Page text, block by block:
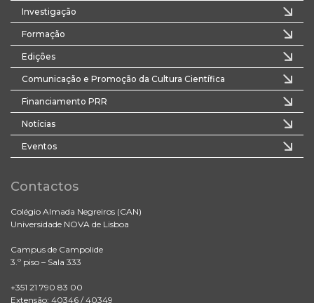
Investigação
Formação
Edições
Comunicação e Promoção da Cultura Científica
Financiamento PRR
Notícias
Eventos
Contactos
Colégio Almada Negreiros (CAN)
Universidade NOVA de Lisboa
Campus de Campolide
3.º piso – Sala 333
+351 21 790 83 00
Extensão: 40346 / 40349